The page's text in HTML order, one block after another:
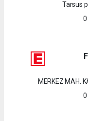
Tarsus
0
MERKEZ MAH.
0